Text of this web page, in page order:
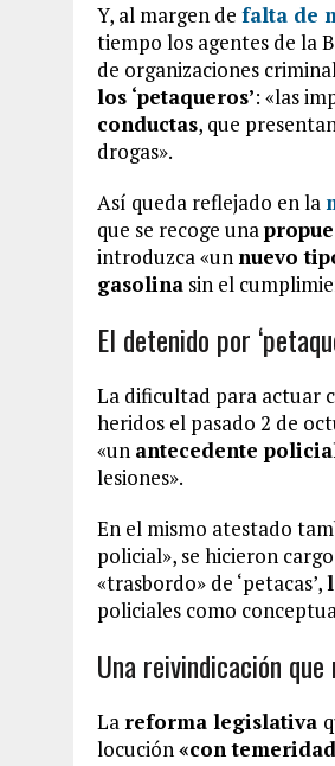
Y, al margen de falta de
tiempo los agentes de la
de organizaciones
los ‘petaqueros’: «las
conductas, que
drogas».
Así queda reflejado en la
que se recoge una
introduzca «un nuevo
gasolina sin el
El detenido por
La dificultad para actuar
heridos el pasado 2 de
«un antecedente
lesiones».
En el mismo atestado
policial», se hicieron
«trasbordo» de ‘petacas’,
policiales como
Una reivindicación
La reforma legislativa
locución«con